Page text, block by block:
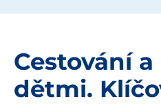
Cestování
dětmi.